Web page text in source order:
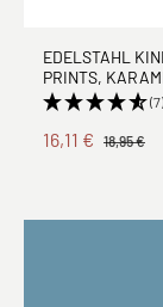
EDELSTAHL
PRINTS,
(7)
16,11 € 18,95 €